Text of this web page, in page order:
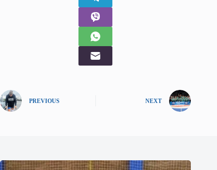
PREVIOUS NEXT